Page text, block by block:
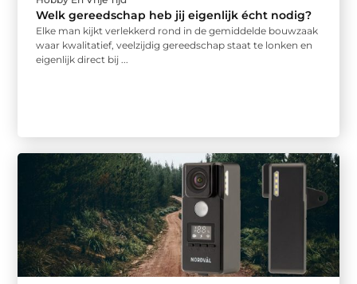
Welk gereedschap heb jij eigenlijk écht nodig?
Elke man kijkt verlekkerd rond in de gemiddelde bouwzaak
waar kwalitatief, veelzijdig gereedschap staat te lonken en
eigenlijk direct bij ...